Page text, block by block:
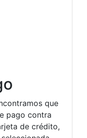
que
pago contra
de crédito,